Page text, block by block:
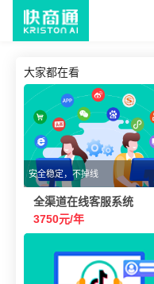
大家都在看
安全稳定，不掉线
全渠道在线客服系统
3750元/年